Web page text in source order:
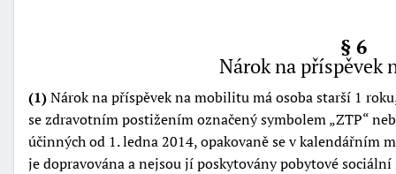
§ 6
Nárok na příspěvek
(1)Nárok na příspěvek na mobilitu má osoba starší 1
se zdravotním postižením označený symbolem ZTP
účinných od 1. ledna 2014, opakovaně se v kalendářním
je dopravována a nejsou jí poskytovány pobytové